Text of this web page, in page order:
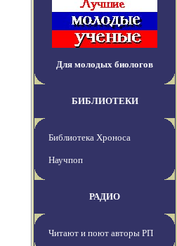
Для молодых биологов
БИБЛИОТЕКИ
Библиотека Хроноса
Научпоп
РАДИО
Читают и поют авторы РП